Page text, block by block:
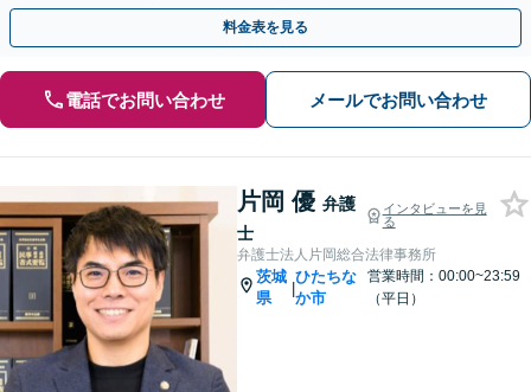
談無料】【法テラス利用可】【休日・夜間対応可】
料金表を見る
電話でお問い合わせ メールでお問い合わせ
片岡 優 弁護
士
インタビューを見
る
弁護士法人片岡総合法律事務所
茨城
県
|
ひたちな
か市
営業時間：00:00~23:59
（平日）